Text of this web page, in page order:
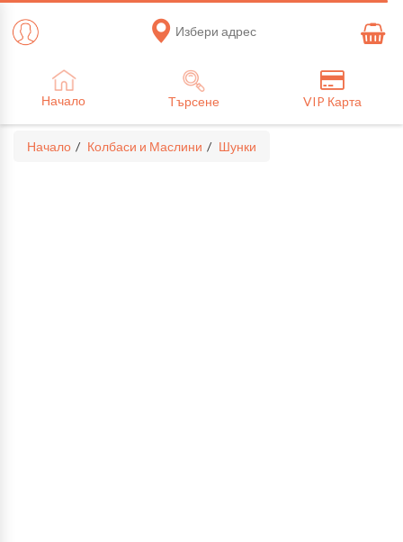
Избери адрес
Начало Търсене VIP Карта
Начало Колбаси и Маслини Шунки